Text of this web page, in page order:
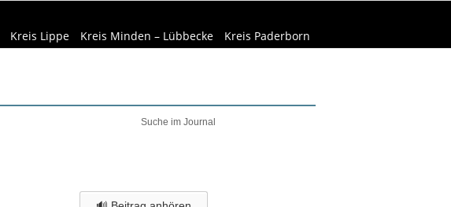
Kreis Lippe Kreis Minden – Lübbecke Kreis Paderborn